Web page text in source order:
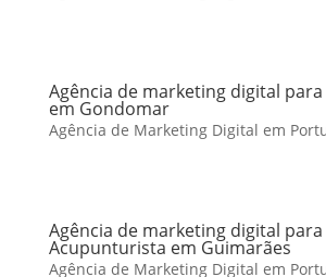
Agência de marketing digital
em Gondomar
Agência de Marketing Digital em
Agência de marketing digital para
Acupunturista em Guimarães
Agência de Marketing Digital em